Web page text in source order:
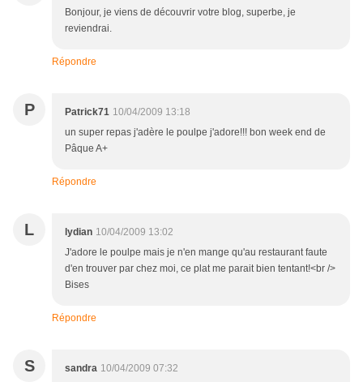
Bonjour, je viens de découvrir votre blog, superbe, je
reviendrai.
Répondre
P Patrick71 10/04/2009 13:18
un super repas j'adère le poulpe j'adore!!! bon week end de
Pâque A+
Répondre
L lydian 10/04/2009 13:02
J'adore le poulpe mais je n'en mange qu'au restaurant faute
d'en trouver par chez moi, ce plat me parait bien tentant!<br />
Bises
Répondre
S sandra 10/04/2009 07:32